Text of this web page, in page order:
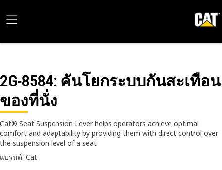
2G-8584: คันโยกระบบกันสะเทือน
ของที่นั่ง
Cat® Seat Suspension Lever helps operators achieve optimal
comfort and adaptability by providing them with direct control over
the suspension level of a seat
แบรนด์: Cat